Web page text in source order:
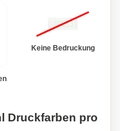
Keine Bedruckung
Druckfarben pro